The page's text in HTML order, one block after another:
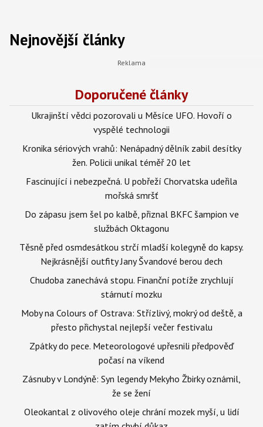
Nejnovější články
Doporučené články
Ukrajinští vědci pozorovali u Měsíce UFO. Hovoří o
vyspělé technologii
Kronika sériových vrahů: Nenápadný dělník zabil desítky
žen. Policii unikal téměř 20 let
Fascinující i nebezpečná. U pobřeží Chorvatska udeřila
mořská smršť
Do zápasu jsem šel po kalbě, přiznal BKFC šampion ve
službách Oktagonu
Těsně před osmdesátkou strčí mladší kolegyně do kapsy.
Nejkrásnější outfity Jany Švandové berou dech
Chudoba zanechává stopu. Finanční potíže zrychlují
stárnutí mozku
Moby na Colours of Ostrava: Střízlivý, mokrý od deště, a
přesto přichystal nejlepší večer festivalu
Zpátky do pece. Meteorologové upřesnili předpověď
počasí na víkend
Zásnuby v Londýně: Syn legendy Mekyho Žbirky oznámil,
že se žení
Oleokantal z olivového oleje chrání mozek myší, u lidí